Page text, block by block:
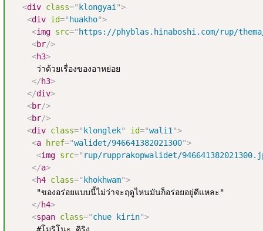
<div class=" klongyai ">
<div id=" huakho">
<img src=" https://phyblas.hinaboshi.com/rup/
<br/>
<h3>
     ว่าด้วยเรื่องของอาหย่อย
</h3>
</div>
<br/>
<br/>
<div class=" klonglek" id="wali1 ">
<a href="walidet/946641382021300">
<img src=" rup/rupprakopwalidet/
</a>
<h4 class=" khokhwam">
     "ของอร่อยแบบนี้ไม่ว่าจะฤดูไหนมันก็อร่อยอยู่ดีแหละ"
</h4>
<span class="chue kirin">